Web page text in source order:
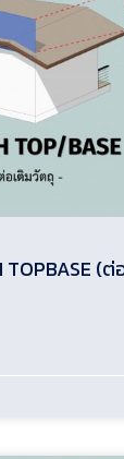
TOPBASE (